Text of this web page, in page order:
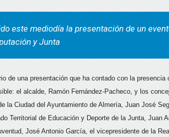
este mediodía la presentación de un
y Junta
de una presentación que ha contado con la
el alcalde, Ramón Fernández-Pacheco, y los
la Ciudad del Ayuntamiento de Almería, Juan José
Territorial de Educación y Deporte de la Junta, Juan
José Antonio García, el vicepresidente de la